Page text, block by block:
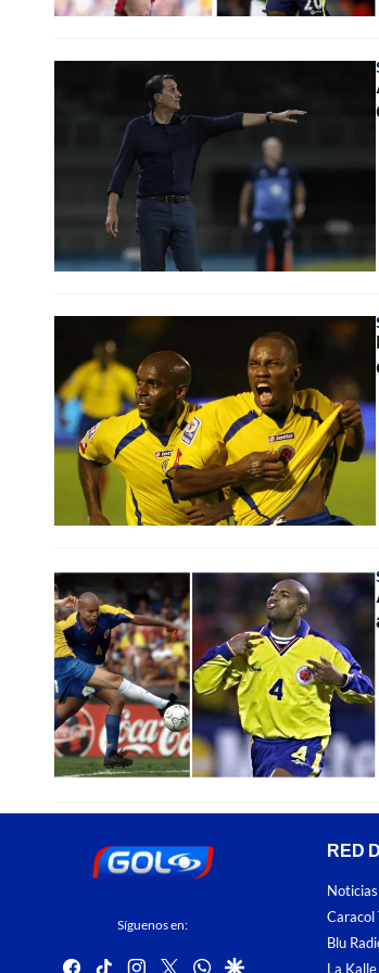
Síguenos en:
facebook
tiktokinstagram
twitterwhatsapp
google
RED
Caracol
Blu
La Kalle